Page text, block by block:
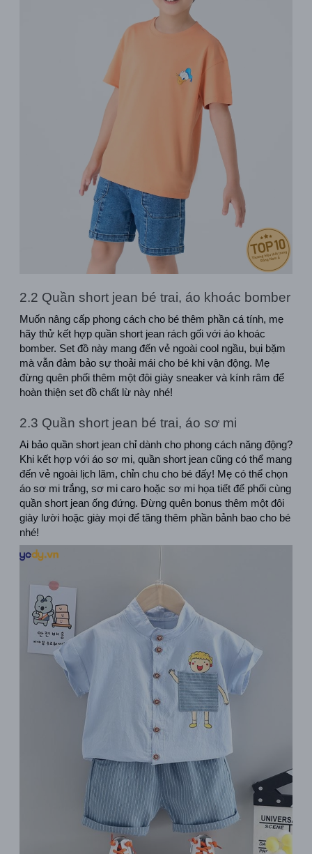
2.2 Quần short jean bé trai, áo khoác bomber
Muốn nâng cấp phong cách cho bé thêm phần cá tính, mẹ
hãy thử kết hợp quần short jean rách gối với áo khoác
bomber. Set đồ này mang đến vẻ ngoài cool ngầu, bụi bặm
mà vẫn đảm bảo sự thoải mái cho bé khi vận động. Mẹ
đừng quên phối thêm một đôi giày sneaker và kính râm để
hoàn thiện set đồ chất lừ này nhé!
2.3 Quần short jean bé trai, áo sơ mi
Ai bảo quần short jean chỉ dành cho phong cách năng động?
Khi kết hợp với áo sơ mi, quần short jean cũng có thể mang
đến vẻ ngoài lịch lãm, chỉn chu cho bé đấy! Mẹ có thể chọn
áo sơ mi trắng, sơ mi caro hoặc sơ mi họa tiết để phối cùng
quần short jean ống đứng. Đừng quên bonus thêm một đôi
giày lười hoặc giày mọi để tăng thêm phần bảnh bao cho bé
nhé!